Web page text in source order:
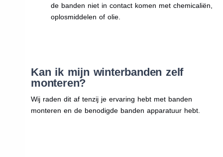
de banden niet in contact komen met chemicaliën,
oplosmiddelen of olie.
Kan ik mijn winterbanden zelf
monteren?
Wij raden dit af tenzij je ervaring hebt met banden
monteren en de benodigde banden apparatuur hebt.